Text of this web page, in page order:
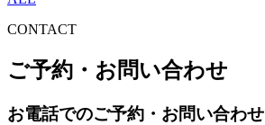
CONTACT
ご予約・お問い合わせ
お電話でのご予約・お問い合わせ